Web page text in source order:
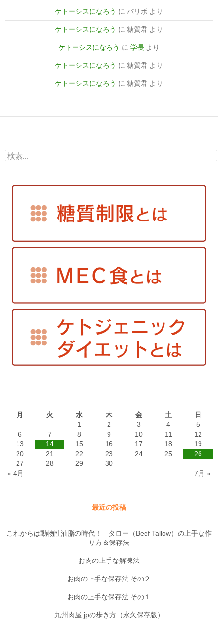
ケトーシスになろう に バリボ より
ケトーシスになろう に 糖質君 より
ケトーシスになろう に 学長 より
ケトーシスになろう に 糖質君 より
ケトーシスになろう に 糖質君 より
検
索:
月 火 水 木 金 土
日
1
2 3 4
5
6
7 8 9 10 11
12
13
14 15 16 17 18
19
20
21 22 23 24 25
26
27
28 29
30
« 4月
7月 »
最近の投稿
これからは動物性油脂の時代！ タロー（Beef Tallow）の上手な作
り方＆保存法
お肉の上手な解凍法
お肉の上手な保存法 その２
お肉の上手な保存法 その１
九州肉屋.jpの歩き方（永久保存版）